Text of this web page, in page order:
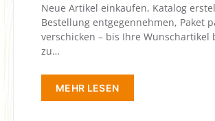
Neue Artikel einkaufen, Katalog
Bestellung entgegen­nehmen, Paket
verschicken – bis Ihre Wunschartikel
zu…
MEHR LESEN